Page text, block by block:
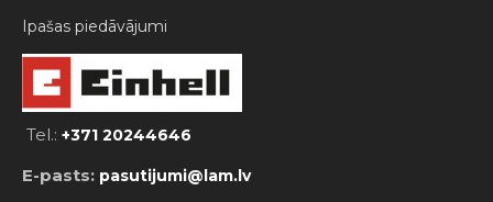
Ipašas piedāvājumi
Tel.: +371 20244646
E-pasts: pasutijumi@lam.lv